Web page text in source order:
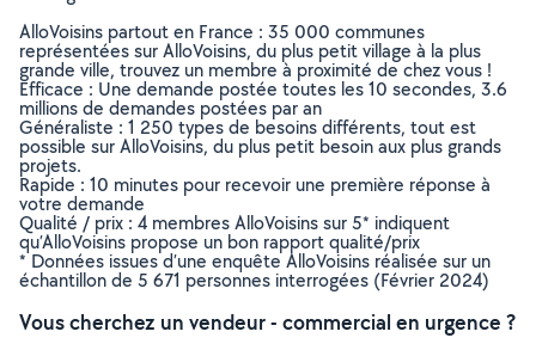
AlloVoisins partout en France : 35 000 communes
représentées sur AlloVoisins, du plus petit village à la plus
grande ville, trouvez un membre à proximité de chez vous !
Efficace : Une demande postée toutes les 10 secondes, 3.6
millions de demandes postées par an
Généraliste : 1 250 types de besoins différents, tout est
possible sur AlloVoisins, du plus petit besoin aux plus grands
projets.
Rapide : 10 minutes pour recevoir une première réponse à
votre demande
Qualité / prix : 4 membres AlloVoisins sur 5* indiquent
qu’AlloVoisins propose un bon rapport qualité/prix
* Données issues d’une enquête AlloVoisins réalisée sur un
échantillon de 5 671 personnes interrogées (Février 2024)
Vous cherchez un vendeur - commercial en urgence ?